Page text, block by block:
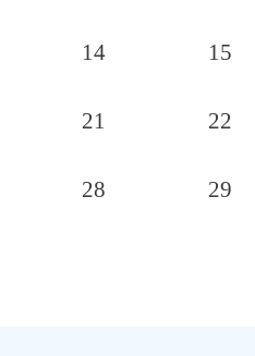
14 15
21 22
28 29